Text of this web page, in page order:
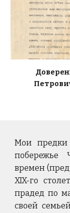
Мои
побережье
времен
XIX-го
прадед по
своей